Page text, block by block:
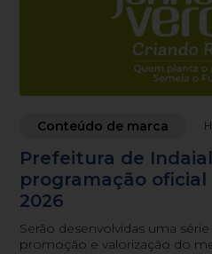
Conteúdo de marca
Prefeitura de
programação
2026
Serão desenvolvidas uma
promoção e valorização do